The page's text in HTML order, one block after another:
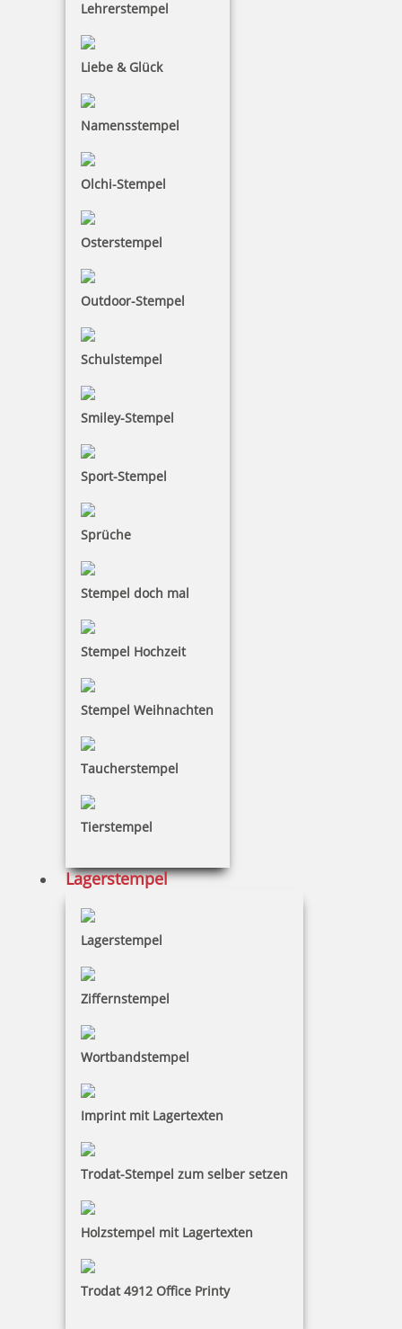
Lehrerstempel
Liebe & Glück
Namensstempel
Olchi-Stempel
Osterstempel
Outdoor-Stempel
Schulstempel
Smiley-Stempel
Sport-Stempel
Sprüche
Stempel doch mal
Stempel Hochzeit
Stempel Weihnachten
Taucherstempel
Tierstempel
Lagerstempel
Lagerstempel
Ziffernstempel
Wortbandstempel
Imprint mit Lagertexten
Trodat-Stempel zum selber setzen
Holzstempel mit Lagertexten
Trodat 4912 Office Printy
Trodat Printy 4921 Textstempel Abdruck 12x12 mm
16,65 €
Trodat Printy 4921 mit Schlüsselanhänger
Jetzt gestalten
Trodat Printy 4612 Textstempel rund Durchm. 11 mm
22,85 €
Jetzt gestalten